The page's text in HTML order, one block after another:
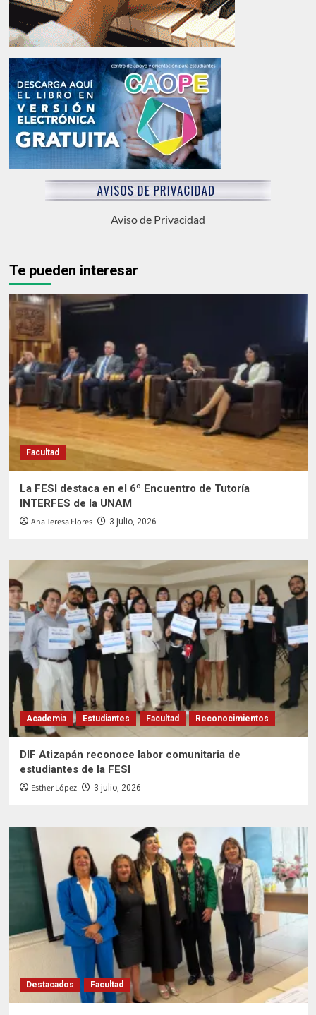
Aviso de Privacidad
Te pueden interesar
Facultad
La FESI destaca en el 6º Encuentro de Tutoría
INTERFES de la UNAM
Ana Teresa Flores 3 julio, 2026
Academia Estudiantes Facultad Reconocimientos
DIF Atizapán reconoce labor comunitaria de
estudiantes de la FESI
Esther López 3 julio, 2026
Destacados Facultad